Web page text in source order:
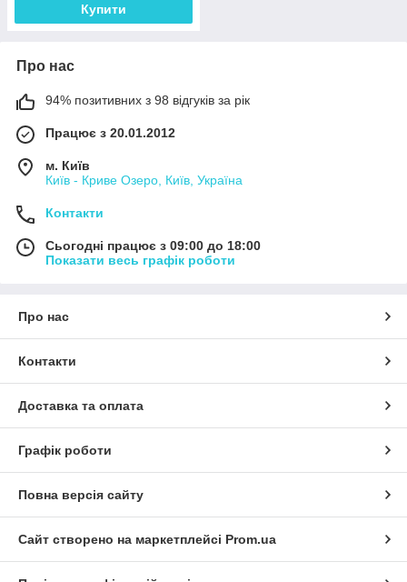
Купити
Про нас
94% позитивних з 98 відгуків за рік
Працює з 20.01.2012
м. Київ
Київ - Криве Озеро, Київ, Україна
Контакти
Сьогодні працює з 09:00 до 18:00
Показати весь графік роботи
Про нас
Контакти
Доставка та оплата
Графік роботи
Повна версія сайту
Сайт створено на маркетплейсі Prom.ua